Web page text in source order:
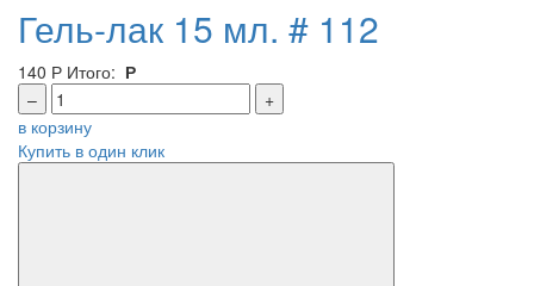
Гель-лак 15 мл. # 112
140 Р Итого: Р
–
+
в корзину
Купить в один клик